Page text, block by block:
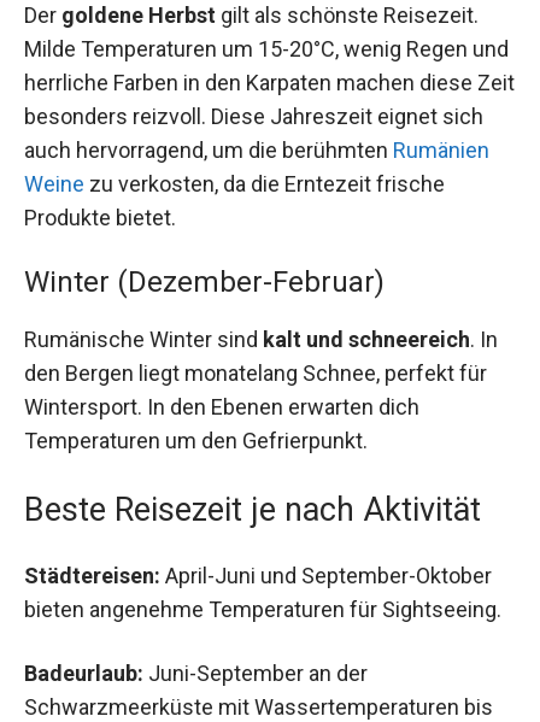
Der goldene Herbst gilt als schönste Reisezeit.
Milde Temperaturen um 15-20°C, wenig Regen und
herrliche Farben in den Karpaten machen diese Zeit
besonders reizvoll. Diese Jahreszeit eignet sich
auch hervorragend, um die berühmten Rumänien
Weine zu verkosten, da die Erntezeit frische
Produkte bietet.
Winter (Dezember-Februar)
Rumänische Winter sind kalt und schneereich. In
den Bergen liegt monatelang Schnee, perfekt für
Wintersport. In den Ebenen erwarten dich
Temperaturen um den Gefrierpunkt.
Beste Reisezeit je nach Aktivität
Städtereisen: April-Juni und September-Oktober
bieten angenehme Temperaturen für Sightseeing.
Badeurlaub: Juni-September an der
Schwarzmeerküste mit Wassertemperaturen bis